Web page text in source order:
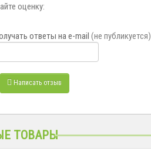
оценку:
ответы на e-mail (не публикуется)
Написать отзыв
ТОВАРЫ